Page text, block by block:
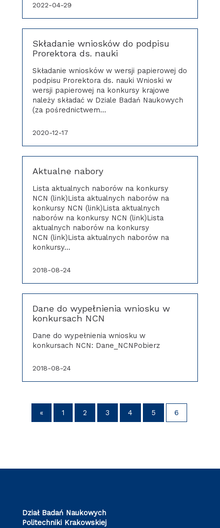
2022-04-29
Składanie wniosków do podpisu
Prorektora ds. nauki
Składanie wniosków w wersji papierowej do
podpisu Prorektora ds. nauki Wnioski w
wersji papierowej na konkursy krajowe
należy składać w Dziale Badań Naukowych
(za pośrednictwem…
2020-12-17
Aktualne nabory
Lista aktualnych naborów na konkursy
NCN (link)Lista aktualnych naborów na
konkursy NCN (link)Lista aktualnych
naborów na konkursy NCN (link)Lista
aktualnych naborów na konkursy
NCN (link)Lista aktualnych naborów na
konkursy…
2018-08-24
Dane do wypełnienia wniosku w
konkursach NCN
Dane do wypełnienia wniosku w
konkursach NCN: Dane_NCNPobierz
2018-08-24
« 1 2 3 4 5 6
Dział Badań Naukowych
Politechniki Krakowskiej